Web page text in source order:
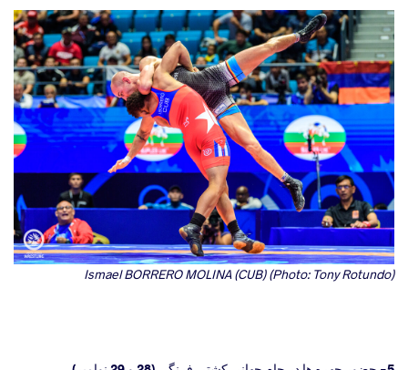
Ismael BORRERO MOLINA (CUB) (Photo: Tony Rotundo)